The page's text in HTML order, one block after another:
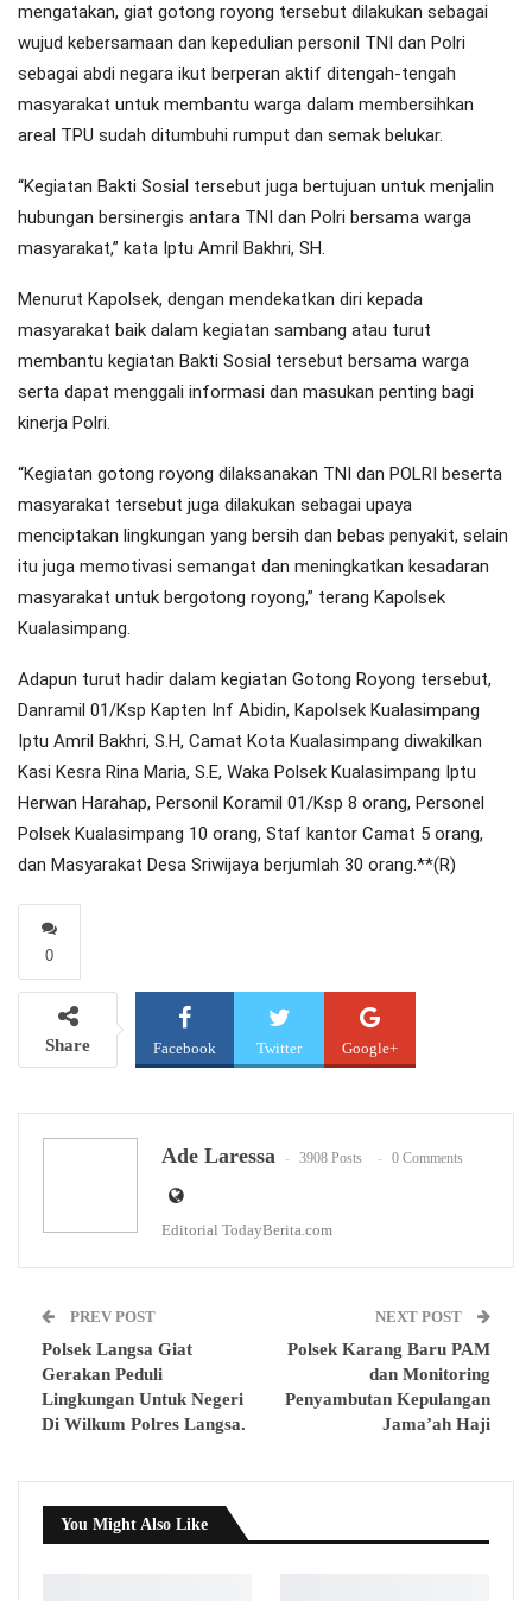
mengatakan, giat gotong royong tersebut dilakukan sebagai
wujud kebersamaan dan kepedulian personil TNI dan Polri
sebagai abdi negara ikut berperan aktif ditengah-tengah
masyarakat untuk membantu warga dalam membersihkan
areal TPU sudah ditumbuhi rumput dan semak belukar.
“Kegiatan Bakti Sosial tersebut juga bertujuan untuk menjalin
hubungan bersinergis antara TNI dan Polri bersama warga
masyarakat,” kata Iptu Amril Bakhri, SH.
Menurut Kapolsek, dengan mendekatkan diri kepada
masyarakat baik dalam kegiatan sambang atau turut
membantu kegiatan Bakti Sosial tersebut bersama warga
serta dapat menggali informasi dan masukan penting bagi
kinerja Polri.
“Kegiatan gotong royong dilaksanakan TNI dan POLRI beserta
masyarakat tersebut juga dilakukan sebagai upaya
menciptakan lingkungan yang bersih dan bebas penyakit, selain
itu juga memotivasi semangat dan meningkatkan kesadaran
masyarakat untuk bergotong royong,” terang Kapolsek
Kualasimpang.
Adapun turut hadir dalam kegiatan Gotong Royong tersebut,
Danramil 01/Ksp Kapten Inf Abidin, Kapolsek Kualasimpang
Iptu Amril Bakhri, S.H, Camat Kota Kualasimpang diwakilkan
Kasi Kesra Rina Maria, S.E, Waka Polsek Kualasimpang Iptu
Herwan Harahap, Personil Koramil 01/Ksp 8 orang, Personel
Polsek Kualasimpang 10 orang, Staf kantor Camat 5 orang,
dan Masyarakat Desa Sriwijaya berjumlah 30 orang.**(R)
0
Share Facebook Twitter Google+
Ade Laressa 3908 Posts 0 Comments
Editorial TodayBerita.com
PREV POST
Polsek Langsa Giat
Gerakan Peduli
Lingkungan Untuk Negeri
Di Wilkum Polres Langsa.
NEXT POST
Polsek Karang Baru PAM
dan Monitoring
Penyambutan Kepulangan
Jama’ah Haji
You Might Also Like